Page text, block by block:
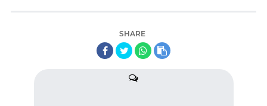
SHARE